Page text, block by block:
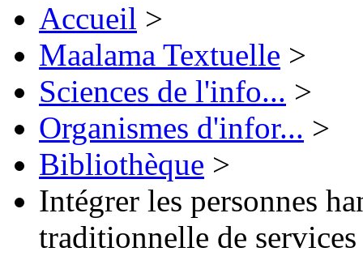
Accueil >
Maalama Textuelle >
Sciences de l'info... >
Organismes d'infor... >
Bibliothèque >
Intégrer les personnes
traditionnelle de